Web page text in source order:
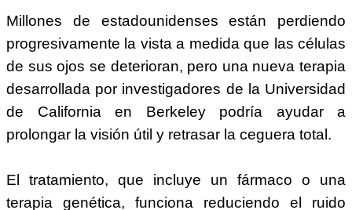
Millones de estadounidenses están perdiendo
progresivamente la vista a medida que las células
de sus ojos se deterioran, pero una nueva terapia
desarrollada por investigadores de la Universidad
de California en Berkeley podría ayudar a
prolongar la visión útil y retrasar la ceguera total.
El tratamiento, que incluye un fármaco o una
terapia genética, funciona reduciendo el ruido